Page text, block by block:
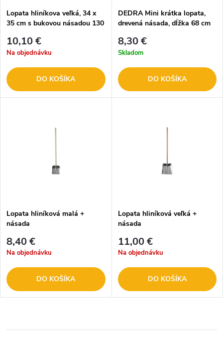
Lopata hliníkova veľká, 34 x
35 cm s bukovou násadou 130
10,10 €
Na objednávku
DO KOŠÍKA
DEDRA Mini krátka lopata,
drevená násada, dĺžka 68 cm
8,30 €
Skladom
DO KOŠÍKA
Lopata hliníková malá +
násada
8,40 €
Na objednávku
DO KOŠÍKA
Lopata hliníková veľká +
násada
11,00 €
Na objednávku
DO KOŠÍKA